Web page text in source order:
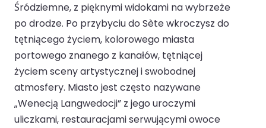
Śródziemne, z pięknymi widokami na wybrzeże
po drodze. Po przybyciu do Sète wkroczysz do
tętniącego życiem, kolorowego miasta
portowego znanego z kanałów, tętniącej
życiem sceny artystycznej i swobodnej
atmosfery. Miasto jest często nazywane
„Wenecją Langwedocji” z jego uroczymi
uliczkami, restauracjami serwującymi owoce